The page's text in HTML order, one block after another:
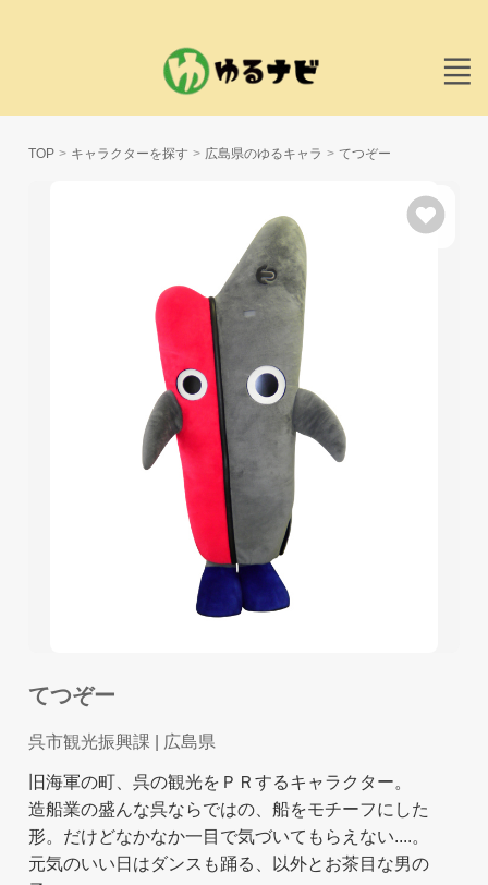
TOP キャラクターを探す 広島県のゆるキャラ てつぞー
てつぞー
呉市観光振興課 | 広島県
旧海軍の町、呉の観光をＰＲするキャラクター。
造船業の盛んな呉ならではの、船をモチーフにした
形。だけどなかなか一目で気づいてもらえない....。
元気のいい日はダンスも踊る、以外とお茶目な男の